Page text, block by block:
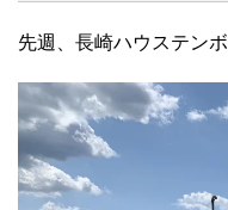
先週、長崎ハウステン